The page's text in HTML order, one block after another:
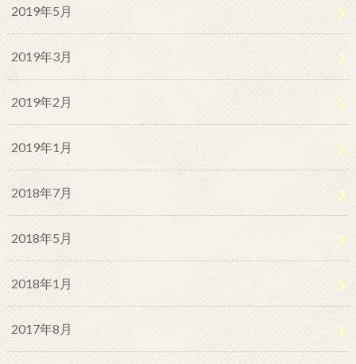
2019年5月
2019年3月
2019年2月
2019年1月
2018年7月
2018年5月
2018年1月
2017年8月